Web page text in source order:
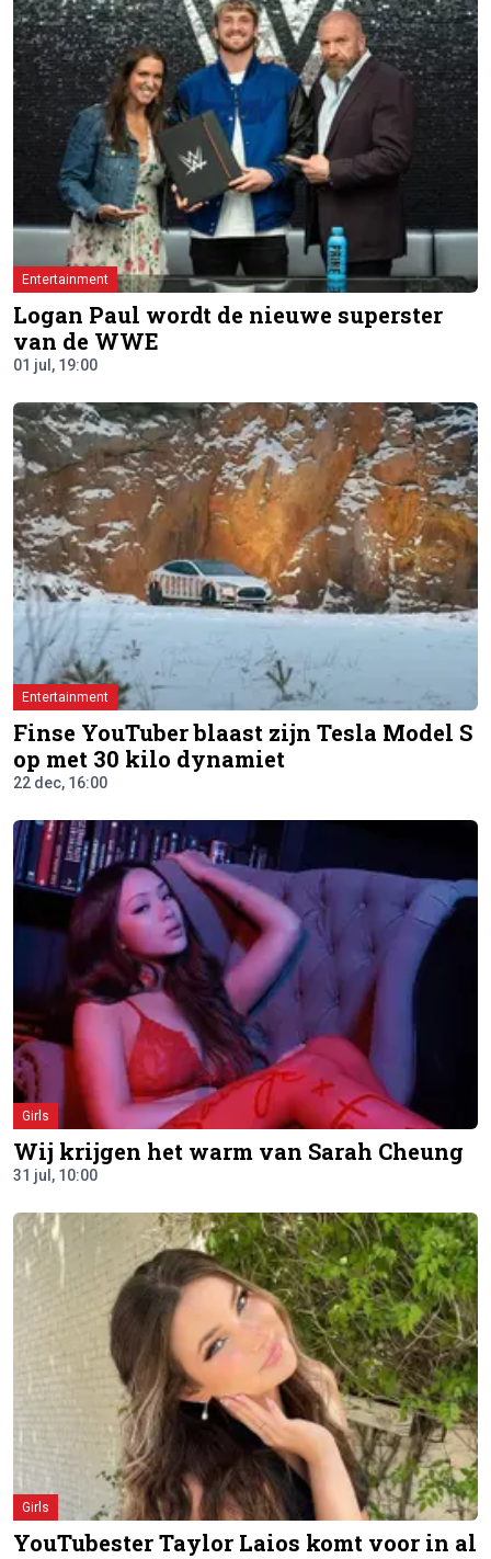
Entertainment
Logan Paul wordt de nieuwe superster
van de WWE
01 jul, 19:00
Entertainment
Finse YouTuber blaast zijn Tesla Model S
op met 30 kilo dynamiet
22 dec, 16:00
Girls
Wij krijgen het warm van Sarah Cheung
31 jul, 10:00
Girls
YouTubester Taylor Laios komt voor in al